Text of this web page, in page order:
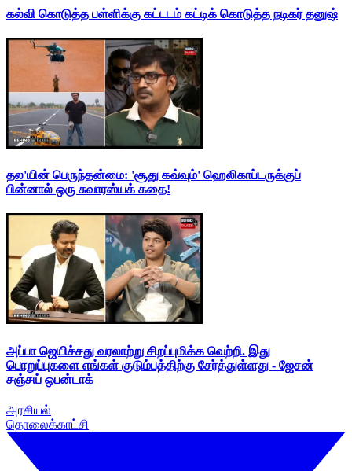
கல்வி கொடுத்த பள்ளிக்கு கட்டடம் கட்டிக் கொடுத்த நடிகர் தனுஷ்
தல'யின் பெருந்தன்மை: 'சூது கவ்வும்' ஹெலிகாப்டருக்குப்
பின்னால் ஒரு சுவாரஸ்யக் கதை!
அப்பா ஜெயிச்சது வரலாற்று சிறப்புமிக்க வெற்றி. இது
பொறுப்புகளை எங்கள் குடும்பத்திற்கு சேர்த்துள்ளது - ஜேசன்
சஞ்சய் ஒபன்டாக்
அரசியல்
தொலைக்காட்சி